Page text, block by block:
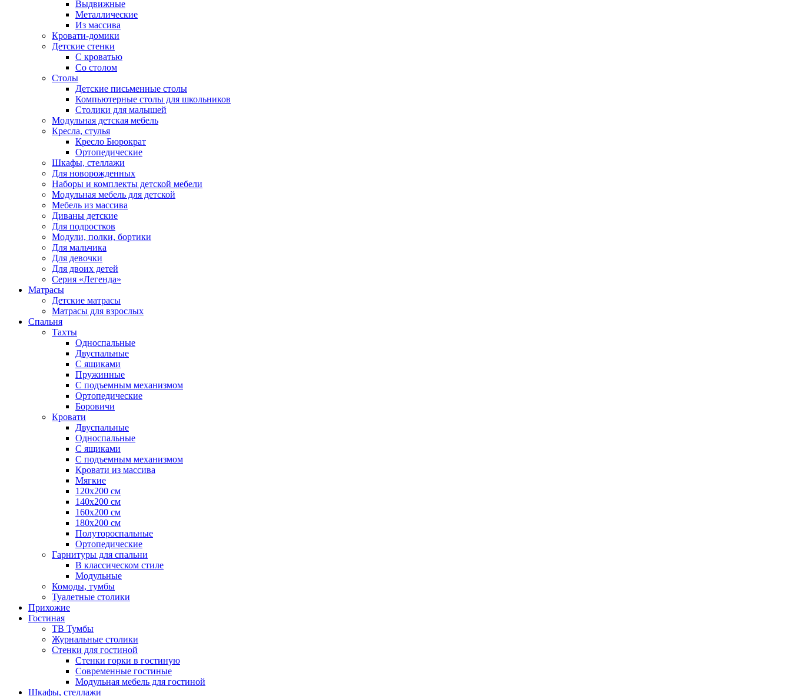
Выдвижные
Металлические
Из массива
Кровати-домики
Детские стенки
С кроватью
Со столом
Столы
Детские письменные столы
Компьютерные столы для школьников
Столики для малышей
Модульная детская мебель
Кресла, стулья
Кресло Бюрократ
Ортопедические
Шкафы, стеллажи
Для новорожденных
Наборы и комплекты детской мебели
Модульная мебель для детской
Мебель из массива
Диваны детские
Для подростков
Модули, полки, бортики
Для мальчика
Для девочки
Для двоих детей
Серия «Легенда»
Матрасы
Детские матрасы
Матрасы для взрослых
Спальня
Тахты
Односпальные
Двуспальные
С ящиками
Пружинные
С подъемным механизмом
Ортопедические
Боровичи
Кровати
Двуспальные
Односпальные
С ящиками
С подъемным механизмом
Кровати из массива
Мягкие
120х200 см
140х200 см
160х200 см
180х200 см
Полутороспальные
Ортопедические
Гарнитуры для спальни
В классическом стиле
Модульные
Комоды, тумбы
Туалетные столики
Прихожие
Гостиная
ТВ Тумбы
Журнальные столики
Стенки для гостиной
Стенки горки в гостиную
Современные гостиные
Модульная мебель для гостиной
Шкафы, стеллажи